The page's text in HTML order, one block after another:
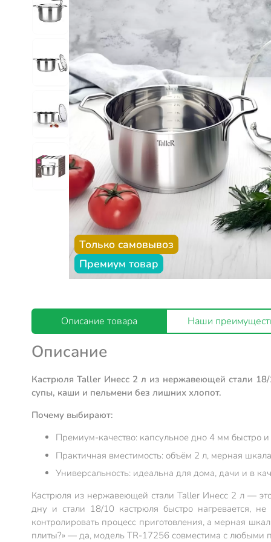
Только самовывоз
Премиум товар
Описание товара Наши
Описание
Кастрюля Taller Инесс 2 л из нержавеющей стали
супы, каши и пельмени без лишних хлопот.
Почему выбирают:
Премиум-качество: капсульное дно 4 мм быстро
Практичная вместимость: объём 2 л, мерная
Универсальность: идеальна для дома, дачи и в
Кастрюля из нержавеющей стали Taller Инесс 2 л —
дну и стали 18/10 кастрюля быстро нагревается,
контролировать процесс приготовления, а мерная
плиты?» — да, модель TR-17256 совместима с любыми